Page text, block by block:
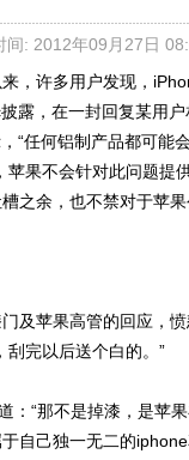
间: 2012年09月27日
许多用户发现，
露，在一封回复某用
“任何铝制产品都可能
苹果不会针对此问题提
之余，也不禁对于苹
苹果高管的回应，愤
刮完以后送个白的。”
“那不是掉漆，是苹
自己独一无二的